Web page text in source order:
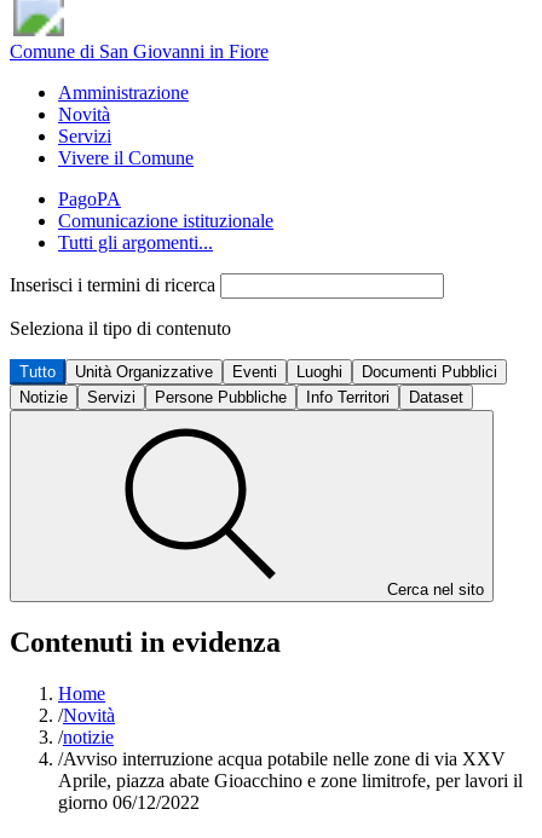
Comune di San Giovanni in Fiore
Amministrazione
Novità
Servizi
Vivere il Comune
PagoPA
Comunicazione istituzionale
Tutti gli argomenti...
Inserisci i termini di ricerca
Seleziona il tipo di contenuto
Tutto Unità Organizzative Eventi Luoghi
Documenti Pubblici
Notizie
Servizi Persone Pubbliche Info Territori Dataset
Cerca nel sito
Contenuti in evidenza
Home
/Novità
/notizie
/Avviso interruzione acqua potabile nelle zone di via XXV
Aprile, piazza abate Gioacchino e zone limitrofe, per lavori il
giorno 06/12/2022